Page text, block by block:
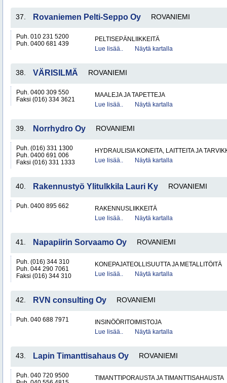
37. Rovaniemen Pelti-Seppo Oy ROVANIEMI
Puh. 010 231 5200
Puh. 0400 681 439
PELTISEPÄNLIIKKEITÄ
Lue lisää..
Näytä kartalla
38. VÄRISILMÄ ROVANIEMI
Puh. 0400 309 550
Faksi (016) 334 3621
MAALEJA JA TAPETTEJA
Lue lisää..
Näytä kartalla
39. Norrhydro Oy ROVANIEMI
Puh. (016) 331 1300
Puh. 0400 691 006
Faksi (016) 331 1333
HYDRAULISIA KONEITA, LAITTEITA JA
Lue lisää..
Näytä kartalla
40. Rakennustyö Ylitulkkila Lauri Ky ROVANIEMI
Puh. 0400 895 662
RAKENNUSLIIKKEITÄ
Lue lisää..
Näytä kartalla
41. Napapiirin Sorvaamo Oy ROVANIEMI
Puh. (016) 344 310
Puh. 044 290 7061
Faksi (016) 344 310
KONEPAJATEOLLISUUTTA JA METALLITÖITÄ
Lue lisää..
Näytä kartalla
42. RVN consulting Oy ROVANIEMI
Puh. 040 688 7971
INSINÖÖRITOIMISTOJA
Lue lisää..
Näytä kartalla
43. Lapin Timanttisahaus Oy ROVANIEMI
Puh. 040 720 9500
TIMANTTIPORAUSTA JA TIMANTTISAHAUSTA